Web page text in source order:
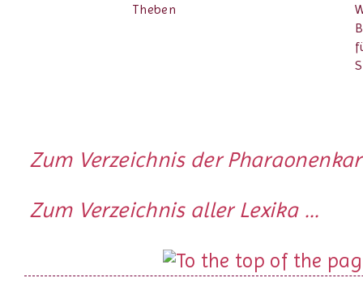
Theben
Zum Verzeichnis der
Zum Verzeichnis aller Lexika ...